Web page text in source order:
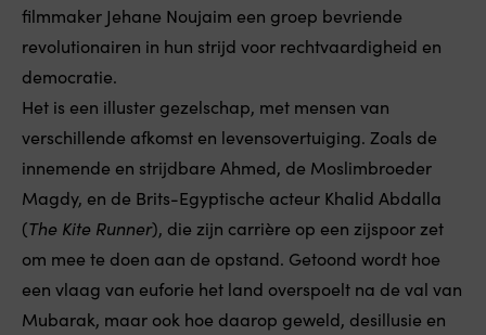
filmmaker Jehane Noujaim een groep bevriende
revolutionairen in hun strijd voor rechtvaardigheid en
democratie.
Het is een illuster gezelschap, met mensen van
verschillende afkomst en levensovertuiging. Zoals de
innemende en strijdbare Ahmed, de Moslimbroeder
Magdy, en de Brits-Egyptische acteur Khalid Abdalla
(The Kite Runner), die zijn carrière op een zijspoor zet
om mee te doen aan de opstand. Getoond wordt hoe
een vlaag van euforie het land overspoelt na de val van
Mubarak, maar ook hoe daarop geweld, desillusie en